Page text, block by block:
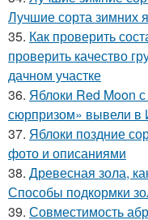
Лучшие сорта зимних
35. Как проверить
проверить качество
дачном участке
36. Яблоки Red Moon
сюрпризом» вывели в
37. Яблоки поздние
фото и описаниями
38. Древесная зола,
Способы подкормки
39. Совместимость